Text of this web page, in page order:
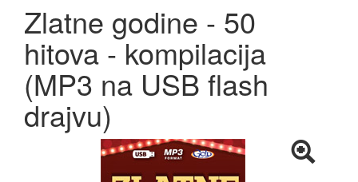
Zlatne godine - 50
hitova - kompilacija
(MP3 na USB flash
drajvu)